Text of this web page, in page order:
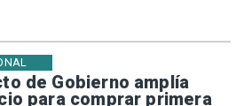
de Gobierno amplía
para comprar primera